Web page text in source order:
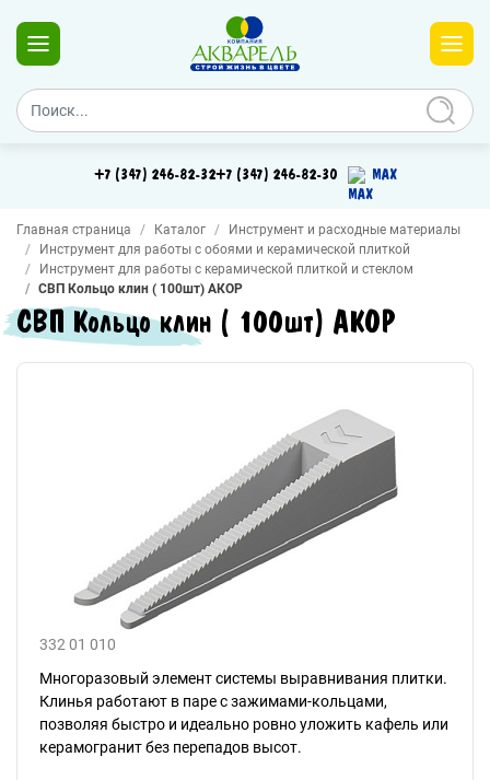
+7 (347) 246-82-32+7 (347) 246-82-30 MAX
Главная страница Каталог
Инструмент и расходные материалы
Инструмент для работы с обоями и керамической плиткой
Инструмент для работы с керамической плиткой и стеклом
СВП Кольцо клин ( 100шт) АКОР
СВП Кольцо клин ( 100шт) АКОР
332 01 010
Многоразовый элемент системы выравнивания плитки.
Клинья работают в паре с зажимами-кольцами,
позволяя быстро и идеально ровно уложить кафель или
керамогранит без перепадов высот.